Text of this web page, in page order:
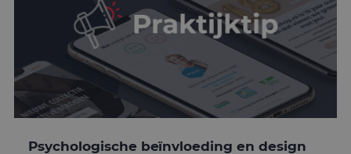
Psychologische beïnvloeding en design